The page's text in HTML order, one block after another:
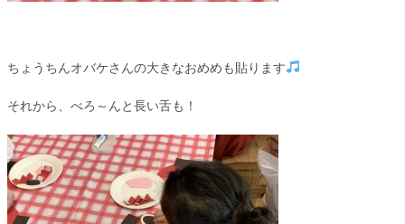
ちょうちんオバケさんの大きなおめめも貼ります
それから、べろ～んと長い舌も！